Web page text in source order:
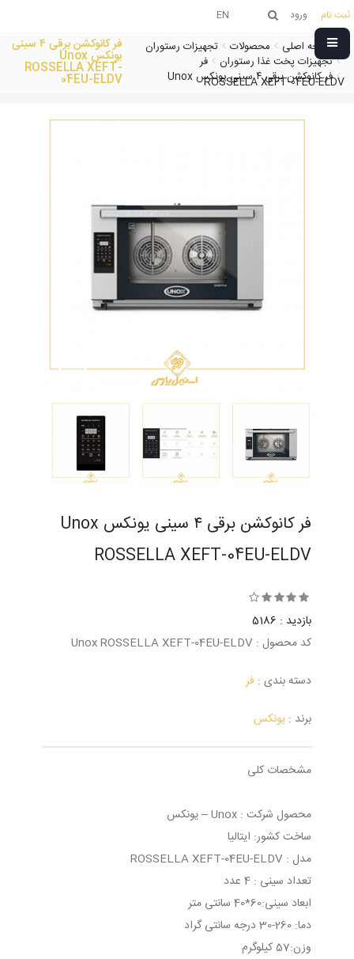
ثبت نام ورود EN
صفحه اصلی محصولات
تجهیزات رستوران
تجهیزات پخت غذا رستوران
فر
فر کانوکشن برقی ۴ سینی یونکس Unox
ROSSELLA XEFT-04EU-ELDV
فر کانوکشن برقی ۴ سینی
یونکس Unox
ROSSELLA XEFT-
04EU-ELDV
فر کانوکشن برقی ۴ سینی یونکس Unox
ROSSELLA XEFT-04EU-ELDV
بازدید : 5186
کد محصول : Unox ROSSELLA XEFT-04EU-ELDV
دسته بندی : فر
برند : یونکس
مشخصات کلی
محصول شرکت : Unox – يونكس
ساخت کشور: ایتالیا
مدل : ROSSELLA XEFT-04EU-ELDV
تعداد سینی : 4 عدد
ابعاد سینی:60*40 سانتی متر
دما: 260-30 درجه سانتی گراد
وزن:57 کیلوگرم